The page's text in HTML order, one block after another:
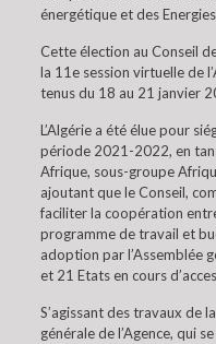
énergétique et des
Cette élection au Conseil
la 11e session virtuelle de
tenus du 18 au 21 janvier
L’Algérie a été élue pour
période 2021-2022, en
Afrique, sous-groupe
ajoutant que le Conseil,
faciliter la coopération
programme de travail et
adoption par l’Assemblée
et 21 Etats en cours
S’agissant des travaux de
générale de l’Agence, qui